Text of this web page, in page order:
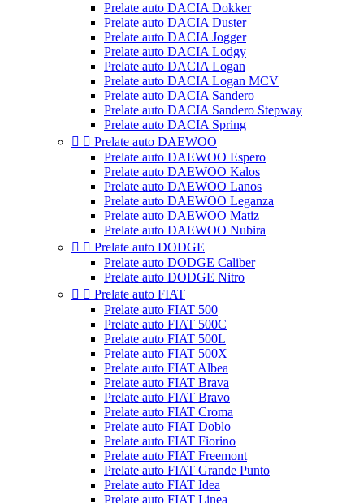
Prelate auto DACIA Dokker
Prelate auto DACIA Duster
Prelate auto DACIA Jogger
Prelate auto DACIA Lodgy
Prelate auto DACIA Logan
Prelate auto DACIA Logan MCV
Prelate auto DACIA Sandero
Prelate auto DACIA Sandero Stepway
Prelate auto DACIA Spring
  Prelate auto DAEWOO
Prelate auto DAEWOO Espero
Prelate auto DAEWOO Kalos
Prelate auto DAEWOO Lanos
Prelate auto DAEWOO Leganza
Prelate auto DAEWOO Matiz
Prelate auto DAEWOO Nubira
  Prelate auto DODGE
Prelate auto DODGE Caliber
Prelate auto DODGE Nitro
  Prelate auto FIAT
Prelate auto FIAT 500
Prelate auto FIAT 500C
Prelate auto FIAT 500L
Prelate auto FIAT 500X
Prelate auto FIAT Albea
Prelate auto FIAT Brava
Prelate auto FIAT Bravo
Prelate auto FIAT Croma
Prelate auto FIAT Doblo
Prelate auto FIAT Fiorino
Prelate auto FIAT Freemont
Prelate auto FIAT Grande Punto
Prelate auto FIAT Idea
Prelate auto FIAT Linea